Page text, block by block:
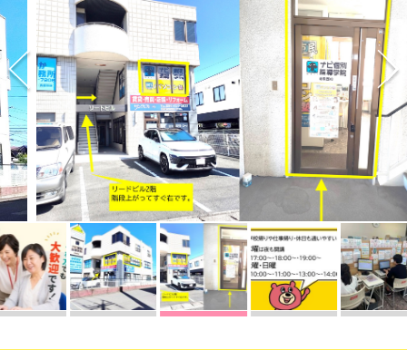
よくある質問
無料体験に申し込む
0120-868-003
受付時間／9:00〜18:00 土日祝休み